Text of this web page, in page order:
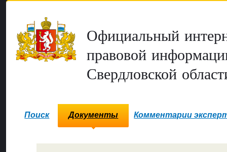
Официальный
правовой
Свердловской
Поиск Документы Комментарии